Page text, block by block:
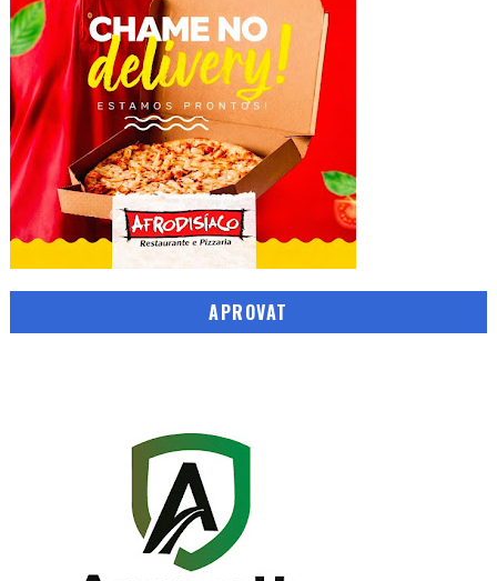
APROVAT